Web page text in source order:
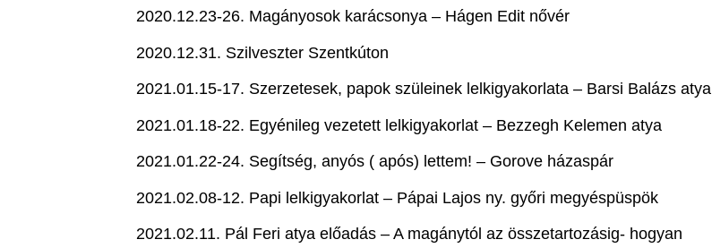
2020.12.23-26. Magányosok karácsonya – Hágen Edit nővér
2020.12.31. Szilveszter Szentkúton
2021.01.15-17. Szerzetesek, papok szüleinek lelkigyakorlata – Barsi Balázs atya
2021.01.18-22. Egyénileg vezetett lelkigyakorlat – Bezzegh Kelemen atya
2021.01.22-24. Segítség, anyós ( após) lettem! – Gorove házaspár
2021.02.08-12. Papi lelkigyakorlat – Pápai Lajos ny. győri megyéspüspök
2021.02.11. Pál Feri atya előadás – A magánytól az összetartozásig- hogyan